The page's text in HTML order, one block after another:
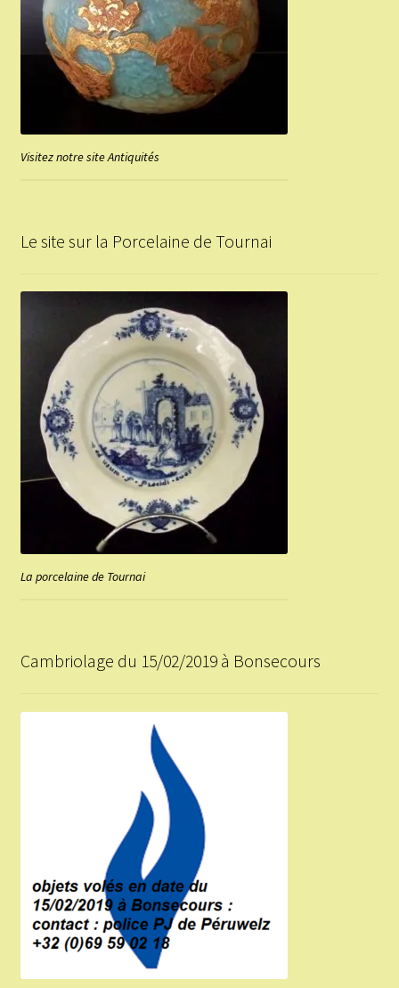
Visitez notre site Antiquités
Le site sur la Porcelaine de Tournai
La porcelaine de Tournai
Cambriolage du 15/02/2019 à Bonsecours